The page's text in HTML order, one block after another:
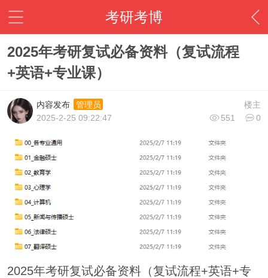
考研考博
2025年考研复试必备资料（复试流程
+英语+专业课）
楼主
内容发布
管理员
551
0
2025-2-25 09:22:47
2025年考研复试必备资料（复试流程+英语+专